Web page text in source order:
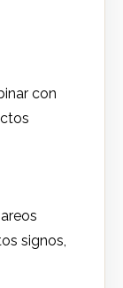
con
signos,